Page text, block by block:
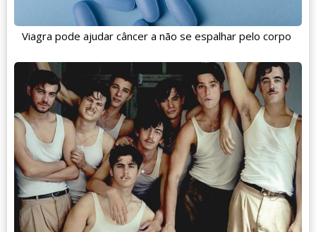
Viagra pode ajudar câncer a não se espalhar pelo corpo